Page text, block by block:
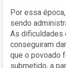
Por essa
sendo
As dificuldades
conseguiram
que o povoado
submetido, a